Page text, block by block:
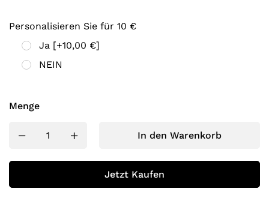
Personalisieren Sie für 10 €
Ja [+10,00 €]
NEIN
Menge
In den Warenkorb
Jetzt Kaufen